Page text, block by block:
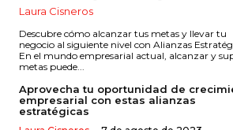
Laura Cisneros
Descubre cómo alcanzar tus metas y llevar tu
negocio al siguiente nivel con Alianzas
En el mundo empresarial actual, alcanzar y
metas puede...
Aprovecha tu oportunidad de
empresarial con estas alianzas
estratégicas